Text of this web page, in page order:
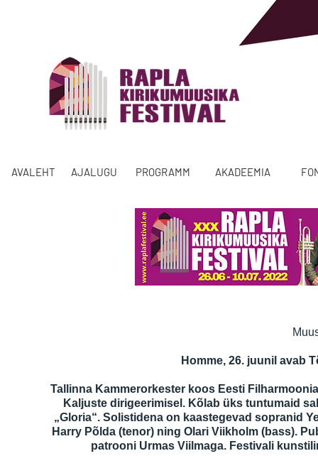
AVALEHT AJALUGU PROGRAMM AKADEEMIA
Homme, 26. juunil avab
Tallinna Kammerorkester koos Eesti
Kaljuste dirigeerimisel. Kõlab üks tuntumaid
„Gloria“. Solistidena on kaastegevad sopranid
Harry Põlda (tenor) ning Olari Viikholm (bass).
patrooni Urmas Viilmaga. Festivali